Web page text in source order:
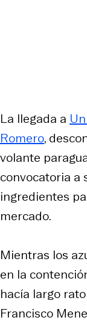
La llegada a
Romero,
volante
convocatoria a
ingredientes
mercado.
Mientras los
en la
hacía largo
Francisco